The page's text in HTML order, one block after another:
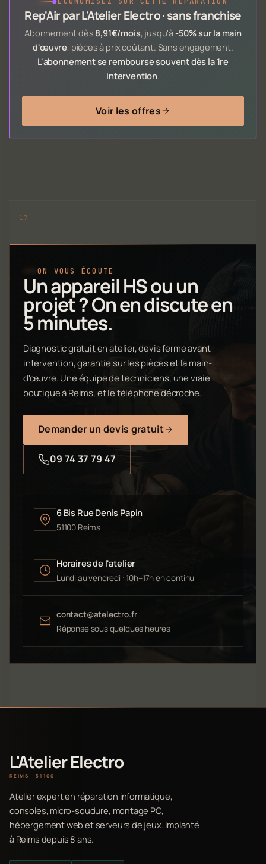
Rep'Air par L'Atelier Electro · sans franchise
Abonnement dès 8,91€/mois, jusqu'à -50% sur la main
d'œuvre, pièces à prix coûtant. Sans engagement.
L'abonnement se rembourse souvent dès la 1re
intervention.
Voir les offres
ON VOUS ÉCOUTE
Un appareil HS ou un
projet ? On en discute en
5 minutes.
Diagnostic gratuit en atelier, devis ferme avant
intervention, garantie sur les pièces et la main-
d'œuvre. Une équipe de techniciens, une vraie
boutique à Reims, et le téléphone décroche.
Demander un devis gratuit
09 74 37 79 47
6 Bis Rue Denis Papin
51100 Reims
Horaires de l'atelier
Lundi au vendredi : 10h–17h en continu
contact@atelectro.fr
Réponse sous quelques heures
L'Atelier Electro
REIMS · 51100
Atelier expert en réparation informatique,
consoles, micro-soudure, montage PC,
hébergement web et serveurs de jeux. Implanté
à Reims depuis 8 ans.